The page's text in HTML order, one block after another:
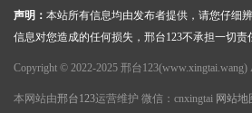
声明： 本站所有信息均由发布者提供，请您仔细
信息对您造成的任何损失，邢台123不承担一切责
Copyright © 2022-2025 邢台123(www.xingtai.wang)
本网站由邢台123运营维护 微信：cnxingtai 网站地